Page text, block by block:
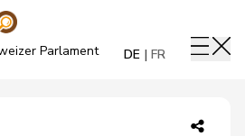
Parlament DE FR